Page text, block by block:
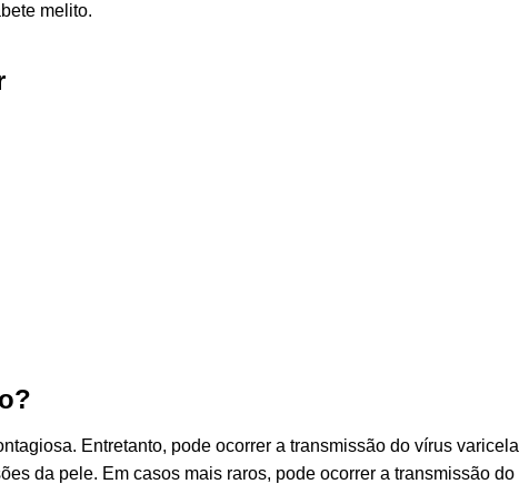
melito.
Entretanto, pode ocorrer a transmissão do vírus varicela
da pele. Em casos mais raros, pode ocorrer a transmissão do